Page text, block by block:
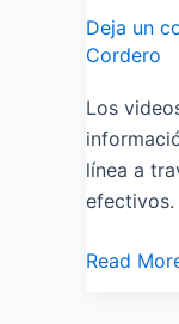
Deja un
Cordero
Los
línea a
efectivos.
Read